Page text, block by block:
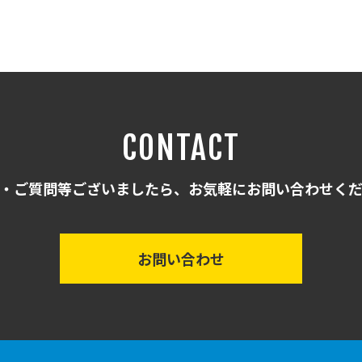
CONTACT
ご質問等ございましたら、お気軽にお問い合わせく
お問い合わせ